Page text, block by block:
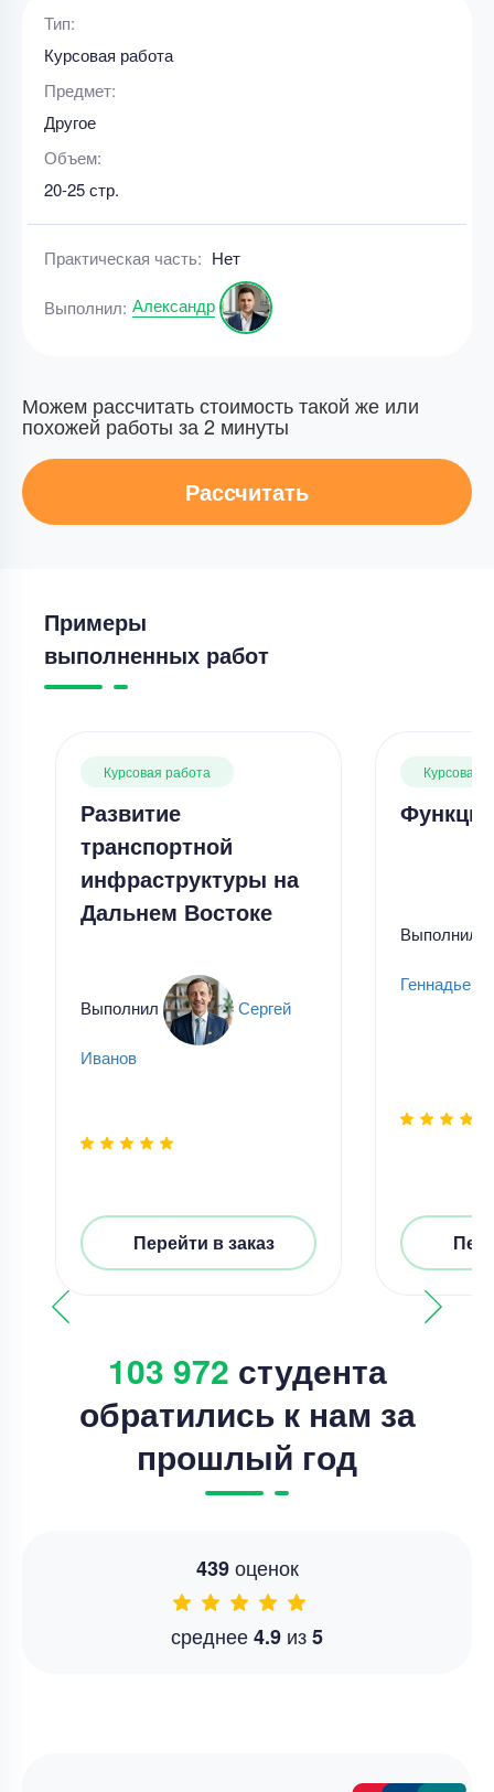
Тип:
Курсовая работа
Предмет:
Другое
Объем:
20-25 стр.
Практическая часть: Нет
Выполнил: Александр
Можем рассчитать стоимость такой же или
похожей работы за 2 минуты
Рассчитать
Примеры
выполненных работ
Курсовая работа
Развитие
транспортной
инфраструктуры на
Дальнем Востоке
Выполнил Сергей
Иванов
Перейти в заказ
Курсовая
Выполнил
103 972 студента
обратились к нам за
прошлый год
439оценок
среднее4.9 из5